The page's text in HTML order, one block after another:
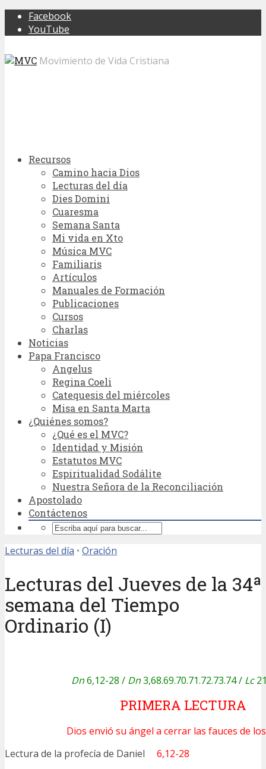
Facebook
YouTube
Movimiento de Vida Cristiana
Recursos
Camino hacia Dios
Lecturas del día
Dies Domini
Cuaresma
Semana Santa
Mi vida en Xto
Música MVC
Familiaris
Artículos
Manuales de Formación
Publicaciones
Cursos
Charlas
Noticias
Papa Francisco
Angelus
Regina Coeli
Catequesis del miércoles
Misa en Santa Marta
¿Quiénes somos?
¿Qué es el MVC?
Identidad y Misión
Estatutos MVC
Espiritualidad Sodálite
Nuestra Señora de la Reconciliación
Apostolado
Contáctenos
Lecturas del día • Oración
Lecturas del Jueves de la 34ª
semana del Tiempo
Ordinario (I)
Dn6,12-28 / Dn3,68.69.70.71.72.73.74 / Lc
PRIMERA LECTURA
Dios envió su ángel a cerrar las fauces de
Lectura de la profecía de Daniel 6,12-28